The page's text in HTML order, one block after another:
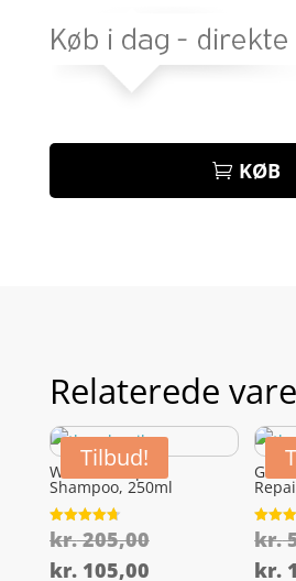
KØB
Relaterede
Tilbud!
Wella SP Repair
Shampoo, 250ml
Vurderet
4.7
ud af 5
kr.205,00Den
oprindelige
kr.105,00Den
Vurderet
4.2
ud af 5
kr.
kr.